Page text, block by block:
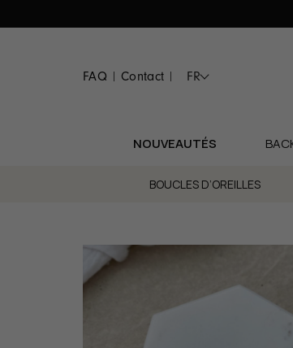
au
FAQ | Contact | FR
NOUVEAUTÉS
BOUCLES D’OREILLES